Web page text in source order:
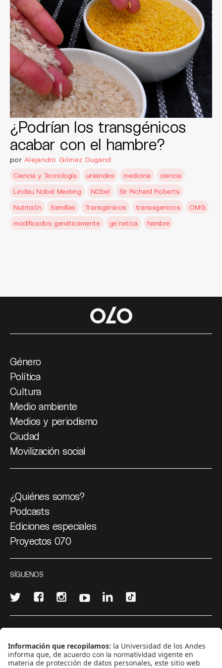
¿Podrían los transgénicos
acabar con el hambre?
porAlejandro Gómez Dugand
Ciencia y Tecnología
uniandes medicina
ciencia
Lindau Nobel Meeting
NObel
Sir Richard Roberts
Nutrición
Semillas Transgénicos transegenicos
OMG
modificados genéticamente
ge´netica hambre
Género
Política
Cultura
Medio ambiente
Medios y periodismo
Ciudad
Movilización social
¿Quiénes somos?
Podcasts
Ediciones especiales
Proyectos 070
SÍGUENOS
CONTÁCTANOS